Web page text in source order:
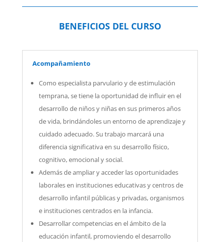
BENEFICIOS DEL CURSO
Acompañamiento
Como especialista parvulario y de estimulación
temprana, se tiene la oportunidad de influir en el
desarrollo de niños y niñas en sus primeros años
de vida, brindándoles un entorno de aprendizaje y
cuidado adecuado. Su trabajo marcará una
diferencia significativa en su desarrollo físico,
cognitivo, emocional y social.
Además de ampliar y acceder las oportunidades
laborales en instituciones educativas y centros de
desarrollo infantil públicas y privadas, organismos
e instituciones centrados en la infancia.
Desarrollar competencias en el ámbito de la
educación infantil, promoviendo el desarrollo